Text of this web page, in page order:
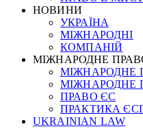
НОВИНИ
УКРАЇНА
МІЖНАРОДНІ
КОМПАНІЙ
МІЖНАРОДНЕ
МІЖНАРОДНЕ
МІЖНАРОДНЕ
ПРАВО ЄС
ПРАКТИКА
UKRAINIAN LAW